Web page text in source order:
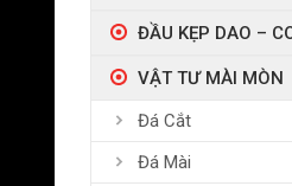
ĐẦU KẸP DAO –
VẬT TƯ MÀI MÒN
Đá Cắt
Đá Mài